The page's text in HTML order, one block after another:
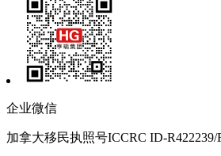
企业微信
加拿大移民执照号ICCRC ID-R422239/